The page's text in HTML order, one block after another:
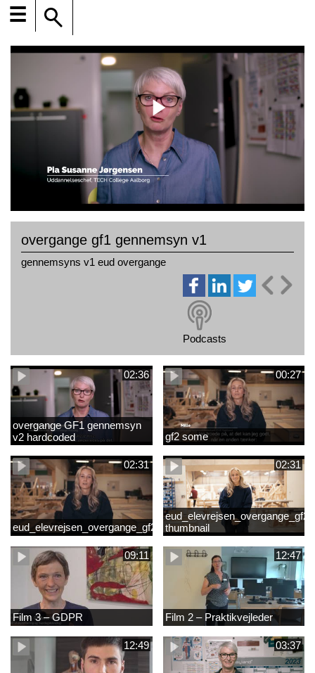
☰
overgange gf1 gennemsyn v1
gennemsyns v1 eud overgange
Podcasts
02:36
overgange GF1 gennemsyn
v2 hardcoded
00:27
gf2 some
02:31
eud_elevrejsen_overgange_gf2
02:31
thumbnail
09:11
Film 3 – GDPR
12:47
Film 2 – Praktikvejleder
12:49 03:37